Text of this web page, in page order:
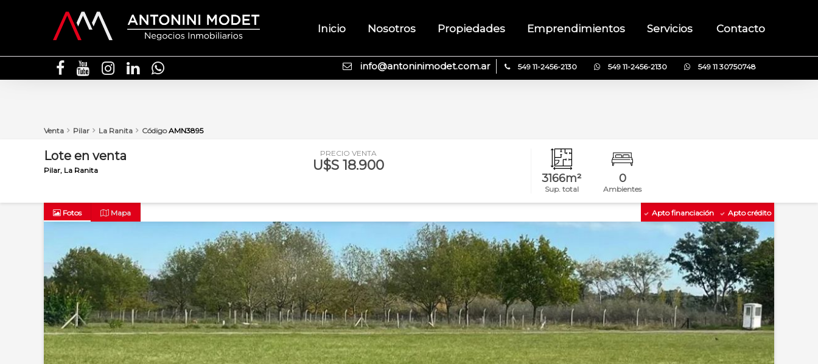
Inicio Nosotros Propiedades Emprendimientos Servicios Contacto
info@antoninimodet.com.ar 549 11-2456-2130 549 11-2456-2130 549 11 30750748
Venta Pilar La Ranita Código AMN3895
Lote en venta
Pilar La Ranita
PRECIO VENTA
U$S 18.900
3166m²
Sup. total
0
Ambientes
Fotos Mapa Apto crédito
Apto financiación